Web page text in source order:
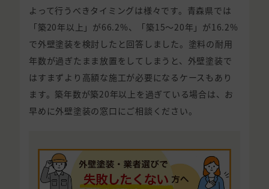
よって行うべきタイミングは様々です。青森県では
「築20年以上」が66.2%、「築15〜20年」が16.2%
で外壁塗装を検討したと回答しました。塗料の耐用
年数が過ぎたまま放置をしてしまうと、外壁塗装で
はすまずより高額な施工が必要になるケースもあり
ます。築年数が築20年以上を過ぎている場合は、お
早めに外壁塗装の窓口にご相談ください。